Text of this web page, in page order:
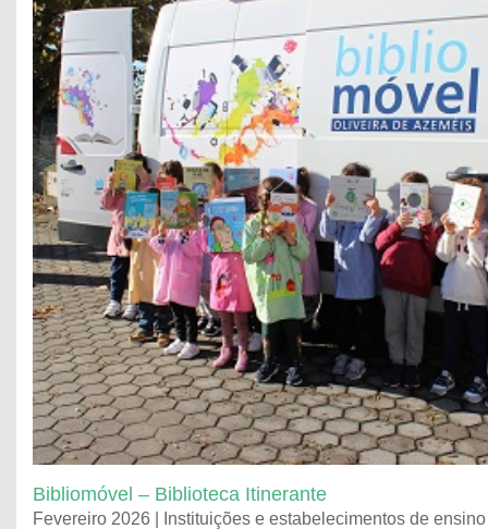
Bibliomóvel – Biblioteca Itinerante
Fevereiro 2026 | Instituições e estabelecimentos de